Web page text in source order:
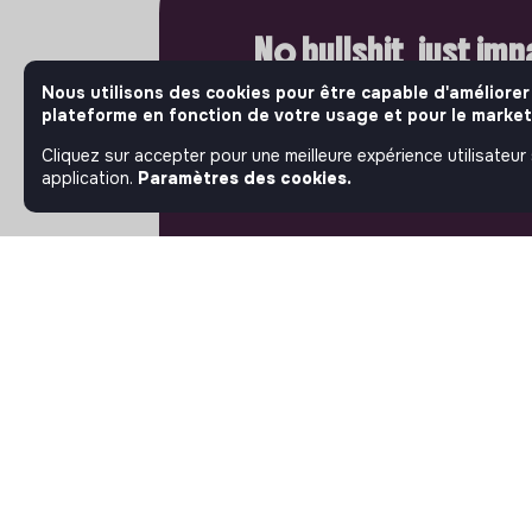
No bullshit, just
Bienvenue là où l'impact compte
Jobs that make sense, les acteurs
ambitieux de l'économie sociale et
publient leurs offres d'emploi.
Nous utilisons des cookies pour être capable d'améliorer
plateforme en fonction de votre usage et pour le
Cliquez sur accepter pour une meilleure expérience
application. Paramètres des cookies.